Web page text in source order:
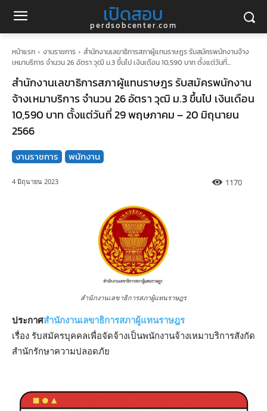
เปิดสอบ
perdsobcenter.com
หน้าแรก งานราชการ
สำนักงานเลขาธิการสภาผู้แทนราษฎร รับสมัครพนักงานจ้าง
เหมาบริการ จำนวน 26 อัตรา วุฒิ ม.3 ขึ้นไป เงินเดือน 10,590 บาท ตั้งแต่วันที่...
สำนักงานเลขาธิการสภาผู้แทนราษฎร รับสมัครพนักงาน
จ้างเหมาบริการ จำนวน 26 อัตรา วุฒิ ม.3 ขึ้นไป เงินเดือน
10,590 บาท ตั้งแต่วันที่ 29 พฤษภาคม – 20 มิถุนายน
2566
งานราชการ พนักงาน
4 มิถุนายน 2023 1170
สำนักงานเลขาธิการสภาผู้แทนราษฎร
ประกาศสำนักงานเลขาธิการสภาผู้แทนราษฎร
เรื่อง รับสมัครบุคคลเพื่อจัดจ้างเป็นพนักงานจ้างเหมาบริการสังกัด
สำนักรักษาความปลอดภัย